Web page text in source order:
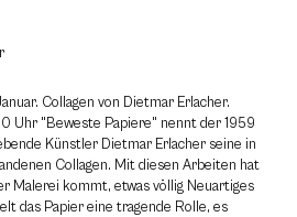
Collagen von Dietmar Erlacher.
Uhr "Beweste Papiere" nennt der 1959
Künstler Dietmar Erlacher seine in
Collagen. Mit diesen Arbeiten hat
Malerei kommt, etwas völlig Neuartiges
das Papier eine tragende Rolle, es